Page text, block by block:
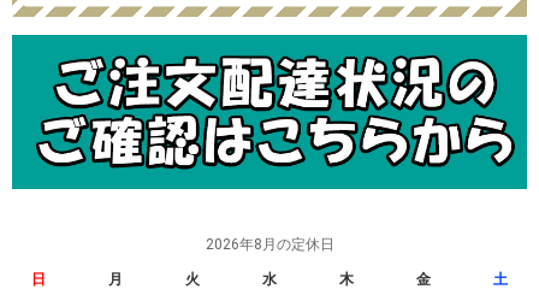
2026年8月の定休日
日 月 火 水 木 金
土